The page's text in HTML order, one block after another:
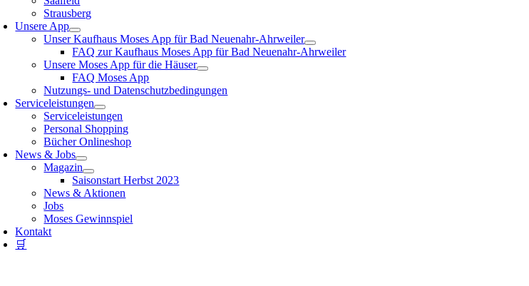
Strausberg
Unsere App
Unser Kaufhaus Moses App für Bad Neuenahr-Ahrweiler
FAQ zur Kaufhaus Moses App für Bad Neuenahr-Ahrweiler
Unsere Moses App für die Häuser
FAQ Moses App
Nutzungs- und Datenschutzbedingungen
Serviceleistungen
Serviceleistungen
Personal Shopping
Bücher Onlineshop
News & Jobs
Magazin
Saisonstart Herbst 2023
News & Aktionen
Jobs
Moses Gewinnspiel
Kontakt
🛒